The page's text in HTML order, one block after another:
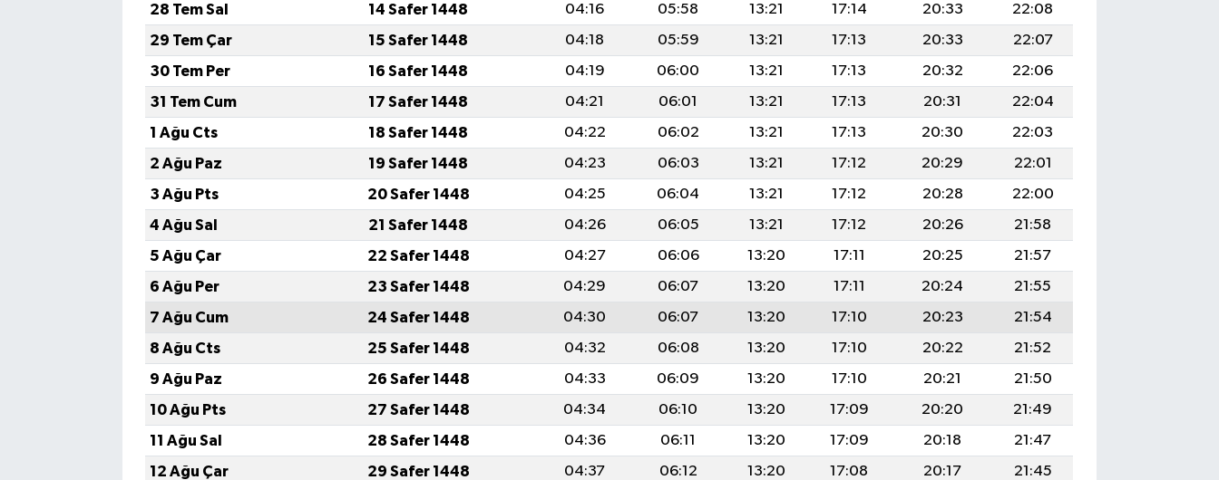
28 Tem Sal
14 Safer 1448 04:16 05:58 13:21 17:14 20:33
22:08
29 Tem Çar
15 Safer 1448 04:18 05:59 13:21 17:13 20:33
22:07
30 Tem Per
16 Safer 1448 04:19 06:00 13:21 17:13 20:32
22:06
31 Tem Cum
17 Safer 1448 04:21 06:01 13:21 17:13 20:31
22:04
1 Ağu Cts
18 Safer 1448 04:22 06:02 13:21 17:13 20:30
22:03
2 Ağu Paz
19 Safer 1448 04:23 06:03 13:21 17:12 20:29
22:01
3 Ağu Pts
20 Safer 1448 04:25 06:04 13:21 17:12 20:28
22:00
4 Ağu Sal
21 Safer 1448 04:26 06:05 13:21 17:12 20:26
21:58
5 Ağu Çar
22 Safer 1448 04:27 06:06 13:20 17:11 20:25
21:57
6 Ağu Per
23 Safer 1448 04:29 06:07 13:20 17:11 20:24
21:55
7 Ağu Cum
24 Safer 1448 04:30 06:07 13:20 17:10 20:23
21:54
8 Ağu Cts
25 Safer 1448 04:32 06:08 13:20 17:10 20:22
21:52
9 Ağu Paz
26 Safer 1448 04:33 06:09 13:20 17:10 20:21
21:50
10 Ağu Pts
27 Safer 1448 04:34 06:10 13:20 17:09 20:20
21:49
11 Ağu Sal
28 Safer 1448 04:36 06:11 13:20 17:09 20:18
21:47
12 Ağu Çar
29 Safer 1448 04:37 06:12 13:20 17:08 20:17
21:45